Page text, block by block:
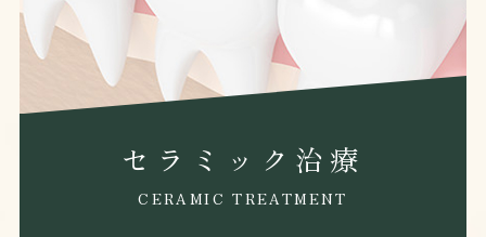
セラミック治療
CERAMIC TREATMENT